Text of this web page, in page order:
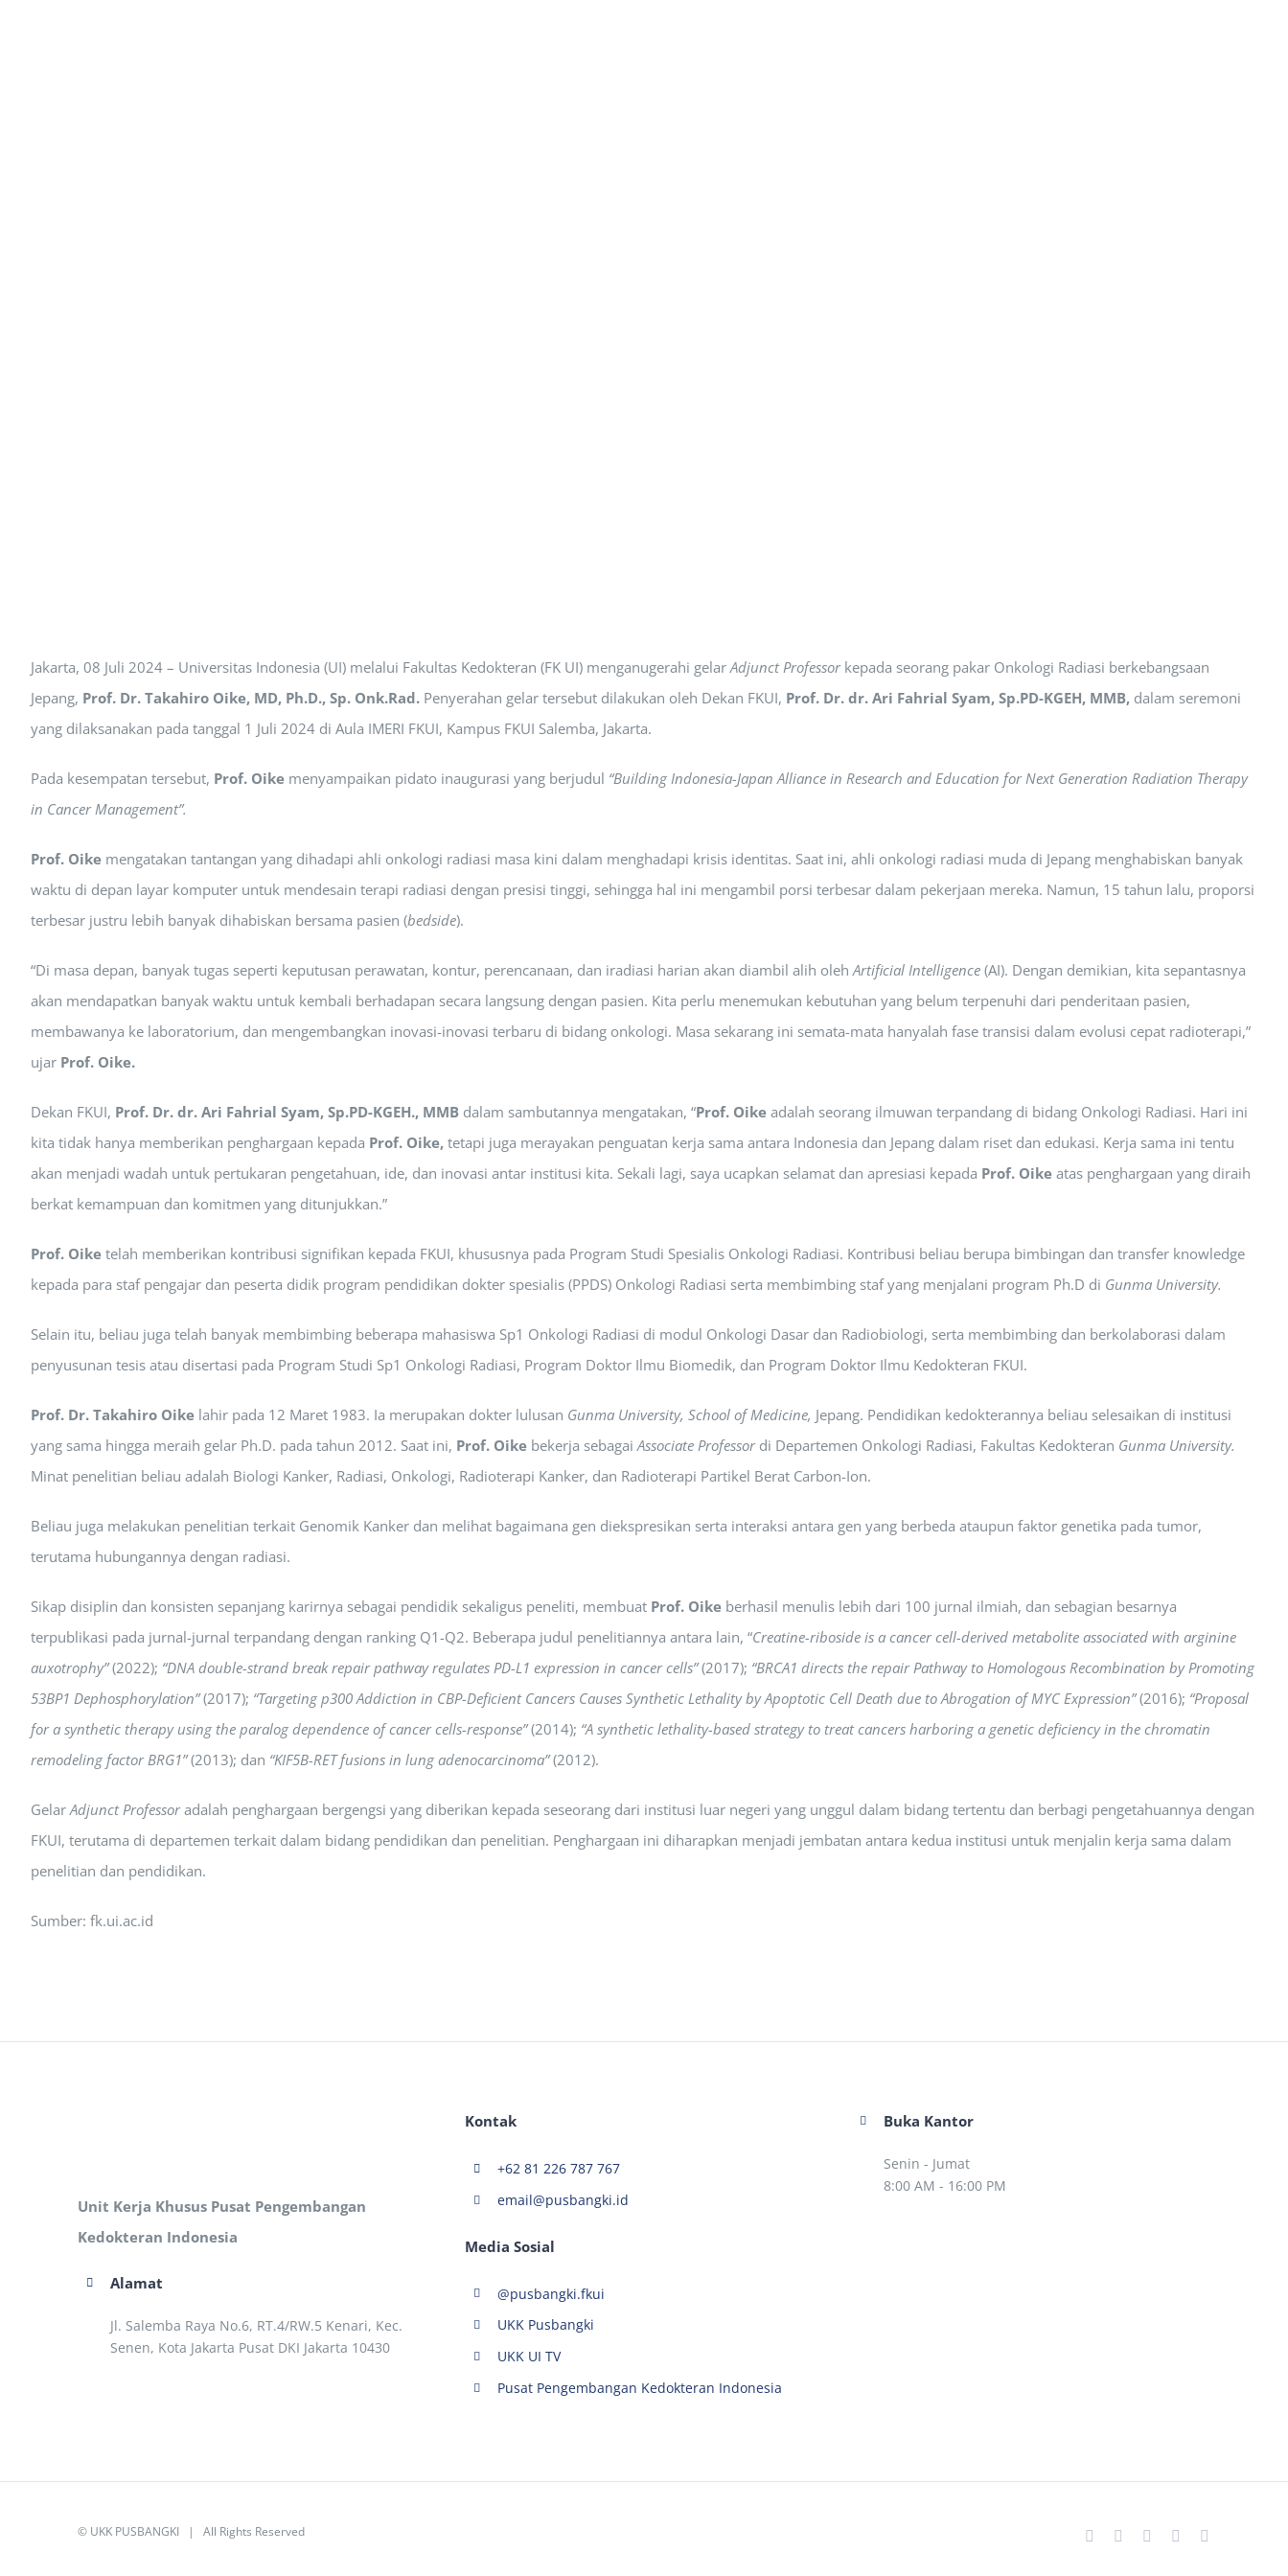
Jakarta, 08 Juli 2024 – Universitas Indonesia (UI) melalui Fakultas Kedokteran (FK UI) menganugerahi gelarAdjunct Professorkepada seorang pakar Onkologi Radiasi berkebangsaan
Jepang, Prof. Dr. Takahiro Oike, MD, Ph.D., Sp. Onk.Rad.Penyerahan gelar tersebut dilakukan oleh Dekan FKUI, Prof. Dr. dr. Ari Fahrial Syam, Sp.PD-KGEH, MMB,dalam seremoni
yang dilaksanakan pada tanggal 1 Juli 2024 di Aula IMERI FKUI, Kampus FKUI Salemba, Jakarta.
Pada kesempatan tersebut, Prof. Oikemenyampaikan pidato inaugurasi yang berjudul “Building Indonesia-Japan Alliance in Research and Education for Next Generation Radiation Therapy
in Cancer Management”.
Prof. Oikemengatakan tantangan yang dihadapi ahli onkologi radiasi masa kini dalam menghadapi krisis identitas. Saat ini, ahli onkologi radiasi muda di Jepang menghabiskan banyak
waktu di depan layar komputer untuk mendesain terapi radiasi dengan presisi tinggi, sehingga hal ini mengambil porsi terbesar dalam pekerjaan mereka. Namun, 15 tahun lalu, proporsi
terbesar justru lebih banyak dihabiskan bersama pasien (bedside).
“Di masa depan, banyak tugas seperti keputusan perawatan, kontur, perencanaan, dan iradiasi harian akan diambil alih olehArtificial Intelligence(AI). Dengan demikian, kita sepantasnya
akan mendapatkan banyak waktu untuk kembali berhadapan secara langsung dengan pasien. Kita perlu menemukan kebutuhan yang belum terpenuhi dari penderitaan pasien,
membawanya ke laboratorium, dan mengembangkan inovasi-inovasi terbaru di bidang onkologi. Masa sekarang ini semata-mata hanyalah fase transisi dalam evolusi cepat radioterapi,”
ujar Prof. Oike.
Dekan FKUI, Prof. Dr. dr. Ari Fahrial Syam, Sp.PD-KGEH., MMBdalam sambutannya mengatakan, “Prof. Oikeadalah seorang ilmuwan terpandang di bidang Onkologi Radiasi. Hari ini
kita tidak hanya memberikan penghargaan kepada Prof. Oike,tetapi juga merayakan penguatan kerja sama antara Indonesia dan Jepang dalam riset dan edukasi. Kerja sama ini tentu
akan menjadi wadah untuk pertukaran pengetahuan, ide, dan inovasi antar institusi kita. Sekali lagi, saya ucapkan selamat dan apresiasi kepada Prof. Oikeatas penghargaan yang diraih
berkat kemampuan dan komitmen yang ditunjukkan.”
Prof. Oiketelah memberikan kontribusi signifikan kepada FKUI, khususnya pada Program Studi Spesialis Onkologi Radiasi. Kontribusi beliau berupa bimbingan dan transfer knowledge
kepada para staf pengajar dan peserta didik program pendidikan dokter spesialis (PPDS) Onkologi Radiasi serta membimbing staf yang menjalani program Ph.D di Gunma University.
Selain itu, beliau juga telah banyak membimbing beberapa mahasiswa Sp1 Onkologi Radiasi di modul Onkologi Dasar dan Radiobiologi, serta membimbing dan berkolaborasi dalam
penyusunan tesis atau disertasi pada Program Studi Sp1 Onkologi Radiasi, Program Doktor Ilmu Biomedik, dan Program Doktor Ilmu Kedokteran FKUI.
Prof. Dr. Takahiro Oikelahir pada 12 Maret 1983. Ia merupakan dokter lulusan Gunma University, School of Medicine, Jepang. Pendidikan kedokterannya beliau selesaikan di institusi
yang sama hingga meraih gelar Ph.D. pada tahun 2012. Saat ini, Prof. Oikebekerja sebagaiAssociate Professordi Departemen Onkologi Radiasi, Fakultas Kedokteran Gunma University.
Minat penelitian beliau adalah Biologi Kanker, Radiasi, Onkologi, Radioterapi Kanker, dan Radioterapi Partikel Berat Carbon-Ion.
Beliau juga melakukan penelitian terkait Genomik Kanker dan melihat bagaimana gen diekspresikan serta interaksi antara gen yang berbeda ataupun faktor genetika pada tumor,
terutama hubungannya dengan radiasi.
Sikap disiplin dan konsisten sepanjang karirnya sebagai pendidik sekaligus peneliti, membuat Prof. Oikeberhasil menulis lebih dari 100 jurnal ilmiah, dan sebagian besarnya
terpublikasi pada jurnal-jurnal terpandang dengan ranking Q1-Q2. Beberapa judul penelitiannya antara lain, “Creatine-riboside is a cancer cell-derived metabolite associated with arginine
auxotrophy”(2022); “DNA double-strand break repair pathway regulates PD-L1 expression in cancer cells”(2017); “BRCA1 directs the repair Pathway to Homologous Recombination by Promoting
53BP1 Dephosphorylation”(2017); “Targeting p300 Addiction in CBP-Deficient Cancers Causes Synthetic Lethality by Apoptotic Cell Death due to Abrogation of MYC Expression”(2016); “Proposal
for a synthetic therapy using the paralog dependence of cancer cells-response”(2014); “A synthetic lethality-based strategy to treat cancers harboring a genetic deficiency in the chromatin
remodeling factor BRG1”(2013); dan “KIF5B-RET fusions in lung adenocarcinoma”(2012).
GelarAdjunct Professoradalah penghargaan bergengsi yang diberikan kepada seseorang dari institusi luar negeri yang unggul dalam bidang tertentu dan berbagi pengetahuannya dengan
FKUI, terutama di departemen terkait dalam bidang pendidikan dan penelitian. Penghargaan ini diharapkan menjadi jembatan antara kedua institusi untuk menjalin kerja sama dalam
penelitian dan pendidikan.
Sumber: fk.ui.ac.id
Unit Kerja Khusus Pusat Pengembangan
Kedokteran Indonesia
Alamat
Jl. Salemba Raya No.6, RT.4/RW.5 Kenari, Kec.
Senen, Kota Jakarta Pusat DKI Jakarta 10430
Kontak
+62 81 226 787 767
email@pusbangki.id
Media Sosial
@pusbangki.fkui
UKK Pusbangki
UKK UI TV
Pusat Pengembangan Kedokteran Indonesia
Buka Kantor
Senin - Jumat
8:00 AM - 16:00 PM
© UKK PUSBANGKI | All Rights Reserved Facebook
TwitterYouTubeInstagram